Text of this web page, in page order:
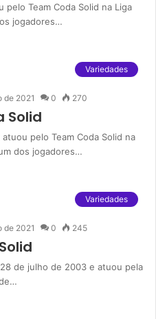
pelo Team Coda Solid na Liga
jogadores…
Variedades
de 2021 0 270
Solid
pelo Team Coda Solid na
dos jogadores…
Variedades
de 2021 0 245
de julho de 2003 e atuou pela